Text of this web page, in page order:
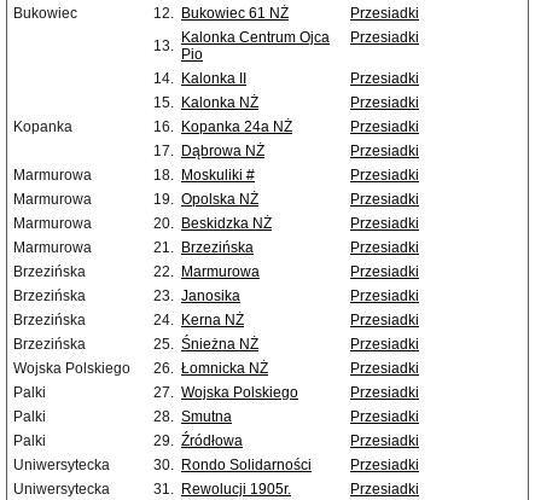
Bukowiec
12. Bukowiec 61 NŻ
Przesiadki
13. Kalonka Centrum Ojca
Pio
Przesiadki
14. Kalonka II
Przesiadki
15. Kalonka NŻ
Przesiadki
Kopanka
16. Kopanka 24a NŻ
Przesiadki
17. Dąbrowa NŻ
Przesiadki
Marmurowa
18. Moskuliki #
Przesiadki
Marmurowa
19. Opolska NŻ
Przesiadki
Marmurowa
20. Beskidzka NŻ
Przesiadki
Marmurowa
21. Brzezińska
Przesiadki
Brzezińska
22. Marmurowa
Przesiadki
Brzezińska
23. Janosika
Przesiadki
Brzezińska
24. Kerna NŻ
Przesiadki
Brzezińska
25. Śnieżna NŻ
Przesiadki
Wojska Polskiego
26. Łomnicka NŻ
Przesiadki
Palki
27. Wojska Polskiego
Przesiadki
Palki
28. Smutna
Przesiadki
Palki
29. Źródłowa
Przesiadki
Uniwersytecka
30. Rondo Solidarności
Przesiadki
Uniwersytecka
31. Rewolucji 1905r.
Przesiadki